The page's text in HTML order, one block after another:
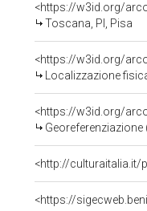
<https://w3id.org/
Toscana, PI, Pisa
<https://w3id.org/
Localizzazione
<https://w3id.org/
<http://culturaitalia.it/
<https://